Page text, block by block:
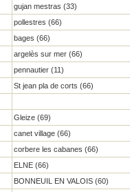
gujan mestras (33)
pollestres (66)
bages (66)
argelès sur mer (66)
pennautier (11)
St jean pla de corts (66)
Gleize (69)
canet village (66)
corbere les cabanes (66)
ELNE (66)
BONNEUIL EN VALOIS (60)